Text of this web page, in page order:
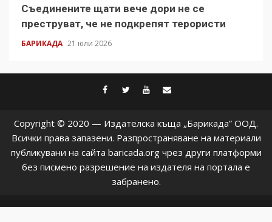
Съединените щати вече дори не се
преструват, че не подкрепят терористи
БАРИКАДА 21 юли 2026
facebook
twitter
youtube
Copyright © 2020 — Издателска къща „Барикада” ООД.
Всички права запазени. Разпространяване на материали
публикувани на сайта baricada.org чрез други платформи
без писмено разрешение на издателя на портала е
забранено.